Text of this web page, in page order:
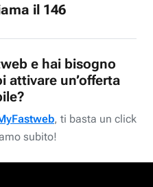
il 146
e hai bisogno
attivare un’offerta
, ti basta un click
subito!